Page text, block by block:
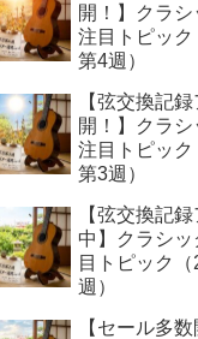
開！】クラ
注目トピック
第4週）
【弦交換記
開！】クラ
注目トピック
第3週）
【弦交換記
中】クラシ
目トピック
週）
【セール多